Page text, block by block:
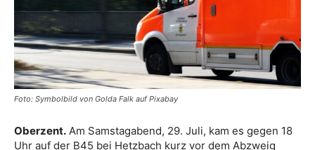
Foto: Symbolbild von Golda Falk auf Pixabay
Oberzent. Am Samstagabend, 29. Juli, kam es gegen 18
Uhr auf der B45 bei Hetzbach kurz vor dem Abzweig